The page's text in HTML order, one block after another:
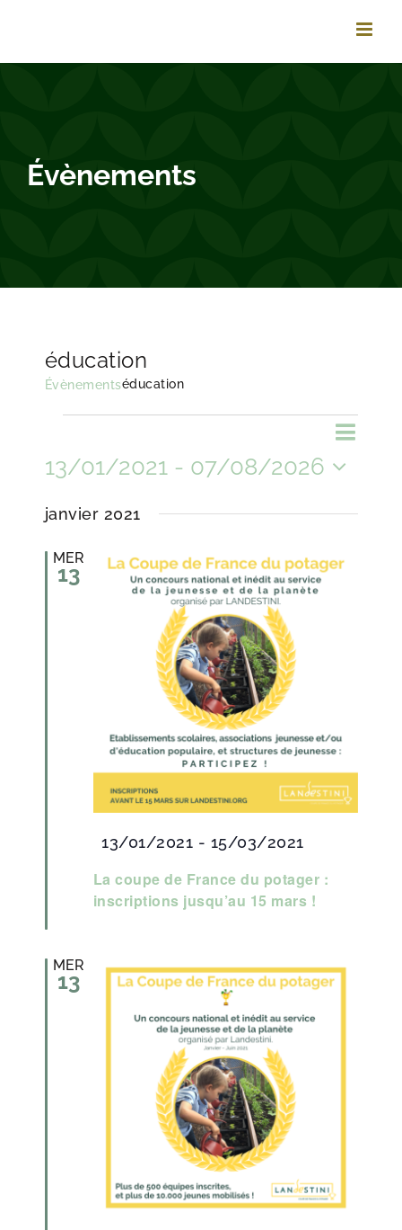
contenu
Évènements
éducation
Évènementséducation
et
vues
Recherche
de
Liste
13/01/2021 - 07/08/2026
Sélectionnez
une
date.
janvier 2021
MER
13
La coupe de France du potager :
inscriptions jusqu’au 15 mars !
Mis
avant
13/01/2021 - 15/03/2021
MER
13